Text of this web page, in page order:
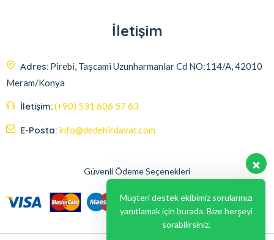
İletişim
Adres: Pirebi, Taşcami Uzunharmanlar Cd NO:114/A, 42010
Meram/Konya
İletişim:(+90) 531 606 57 63
E-Posta: info@dedehirdavat.com
Güvenli Ödeme Seçenekleri
Müşteri destek ekibimiz sorularınızı
yanıtlamak için burada. Bize herşeyi
sorabilirsiniz.